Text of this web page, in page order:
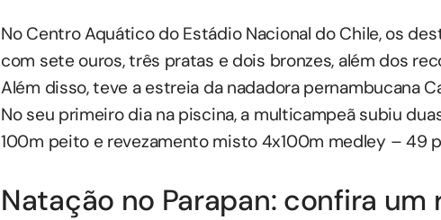
No Centro Aquático do Estádio Nacional do Chile, os
com sete ouros, três pratas e dois bronzes, além dos
Além disso, teve a estreia da nadadora pernambucana
No seu primeiro dia na piscina, a multicampeã subiu
100m peito e revezamento misto 4x100m medley – 49
Natação no Parapan: confira um